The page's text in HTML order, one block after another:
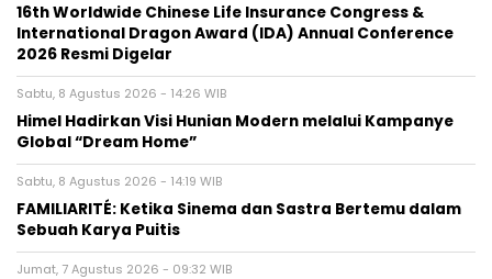
16th Worldwide Chinese Life Insurance Congress &
International Dragon Award (IDA) Annual Conference
2026 Resmi Digelar
Sabtu, 8 Agustus 2026 - 14:26 WIB
Himel Hadirkan Visi Hunian Modern melalui Kampanye
Global “Dream Home”
Sabtu, 8 Agustus 2026 - 14:19 WIB
FAMILIARITÉ: Ketika Sinema dan Sastra Bertemu dalam
Sebuah Karya Puitis
Jumat, 7 Agustus 2026 - 09:32 WIB